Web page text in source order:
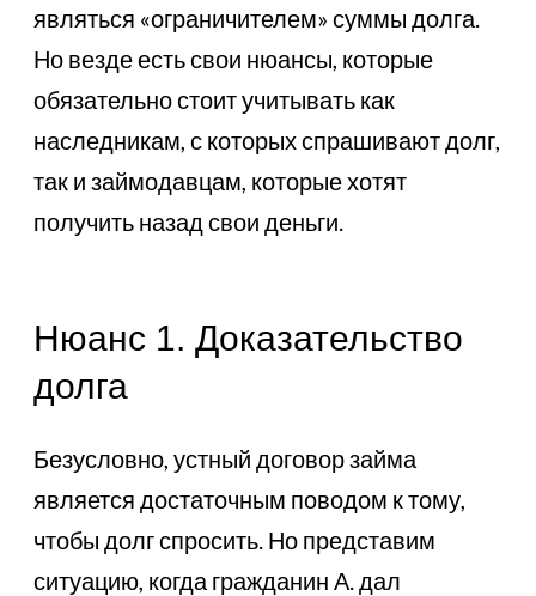
являться «ограничителем» суммы долга.
Но везде есть свои нюансы, которые
обязательно стоит учитывать как
наследникам, с которых спрашивают долг,
так и займодавцам, которые хотят
получить назад свои деньги.
Нюанс 1. Доказательство
долга
Безусловно, устный договор займа
является достаточным поводом к тому,
чтобы долг спросить. Но представим
ситуацию, когда гражданин А. дал